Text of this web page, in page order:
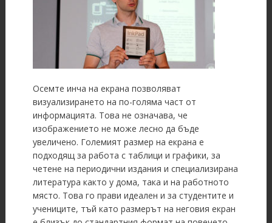
Осемте инча на екрана позволяват
визуализирането на по-голяма част от
информацията. Това не означава, че
изображението не може лесно да бъде
увеличено. Големият размер на екрана е
подходящ за работа с таблици и графики, за
четене на периодични издания и специализирана
литература както у дома, така и на работното
място. Това го прави идеален и за студентите и
учениците, тъй като размерът на неговия екран